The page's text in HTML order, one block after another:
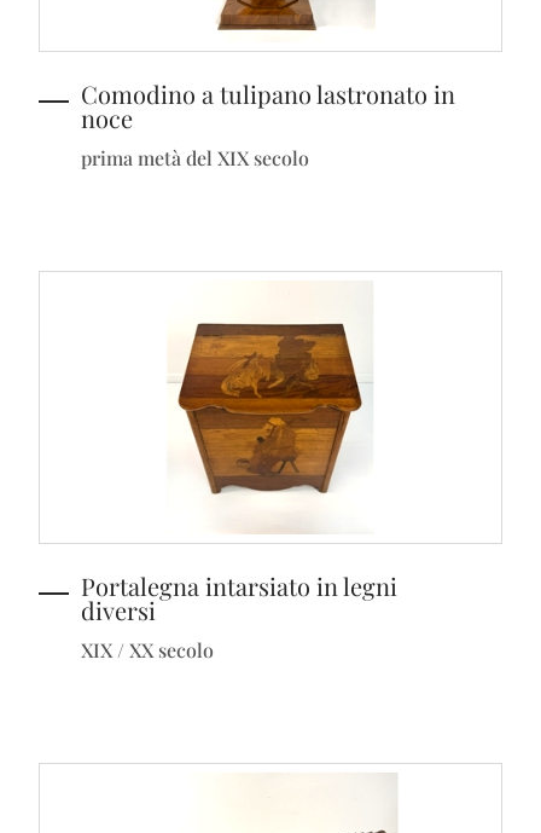
Comodino a tulipano lastronato in
noce
prima metà del XIX secolo
Portalegna intarsiato in legni
diversi
XIX / XX secolo